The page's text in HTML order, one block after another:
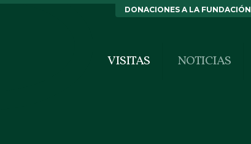
DONACIONES A LA FUNDACIÓN
VISITAS NOTICIAS